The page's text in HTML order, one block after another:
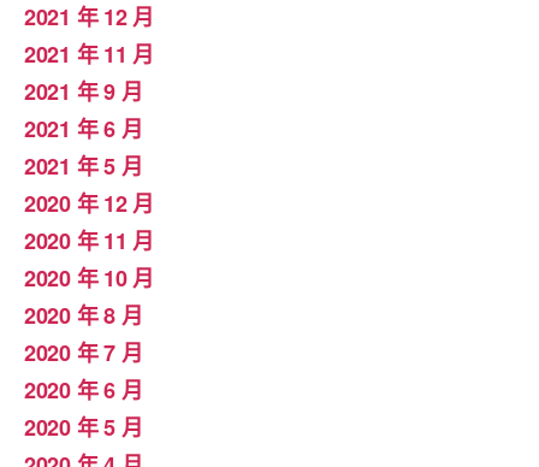
2021 年 12 月
2021 年 11 月
2021 年 9 月
2021 年 6 月
2021 年 5 月
2020 年 12 月
2020 年 11 月
2020 年 10 月
2020 年 8 月
2020 年 7 月
2020 年 6 月
2020 年 5 月